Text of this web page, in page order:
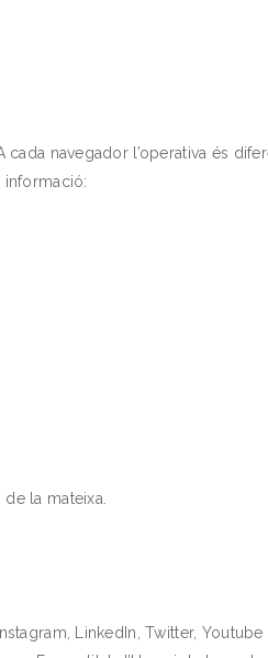
navegador l’operativa és
informació:
la mateixa.
LinkedIn, Twitter, Youtube